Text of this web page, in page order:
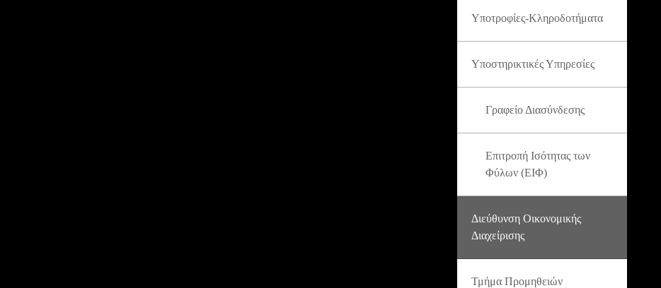
Υποτροφίες-Κληροδοτήματα
Υποστηρικτικές Υπηρεσίες
Γραφείο Διασύνδεσης
Επιτροπή Ισότητας των
Φύλων (ΕΙΦ)
Διεύθυνση Οικονομικής
Διαχείρισης
Τμήμα Προμηθειών